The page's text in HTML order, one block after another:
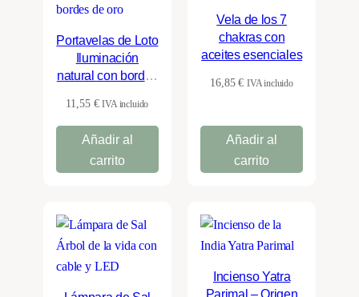
Portavelas de Loto
Iluminación
natural con bordes
11,55 € IVA incluido
Añadir al
carrito
Vela de los 7
chakras con
aceites esenciales
16,85€ IVA incluido
Añadir al
carrito
Incienso Yatra
Parimal – Origen